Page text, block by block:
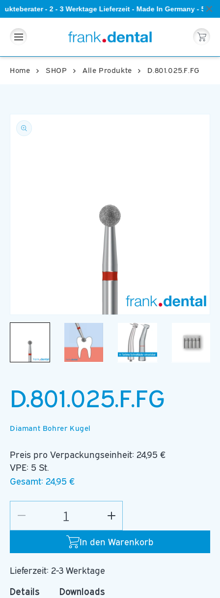
- 2 - 3 Werktage Lieferzeit - Made In Germany - 5
Direkt
zum
Warenkorb
Home SHOP Alle Produkte D.801.025.F.FG
1
D.801.025.F.FG
Diamant Bohrer Kugel
Preis pro Verpackungseinheit: 24,95 €
VPE: 5 St.
Gesamt: 24,95 €
In den Warenkorb
die
für
Erhöhe
die
Menge
für
Lieferzeit: 2-3 Werktage
Details
Downloads